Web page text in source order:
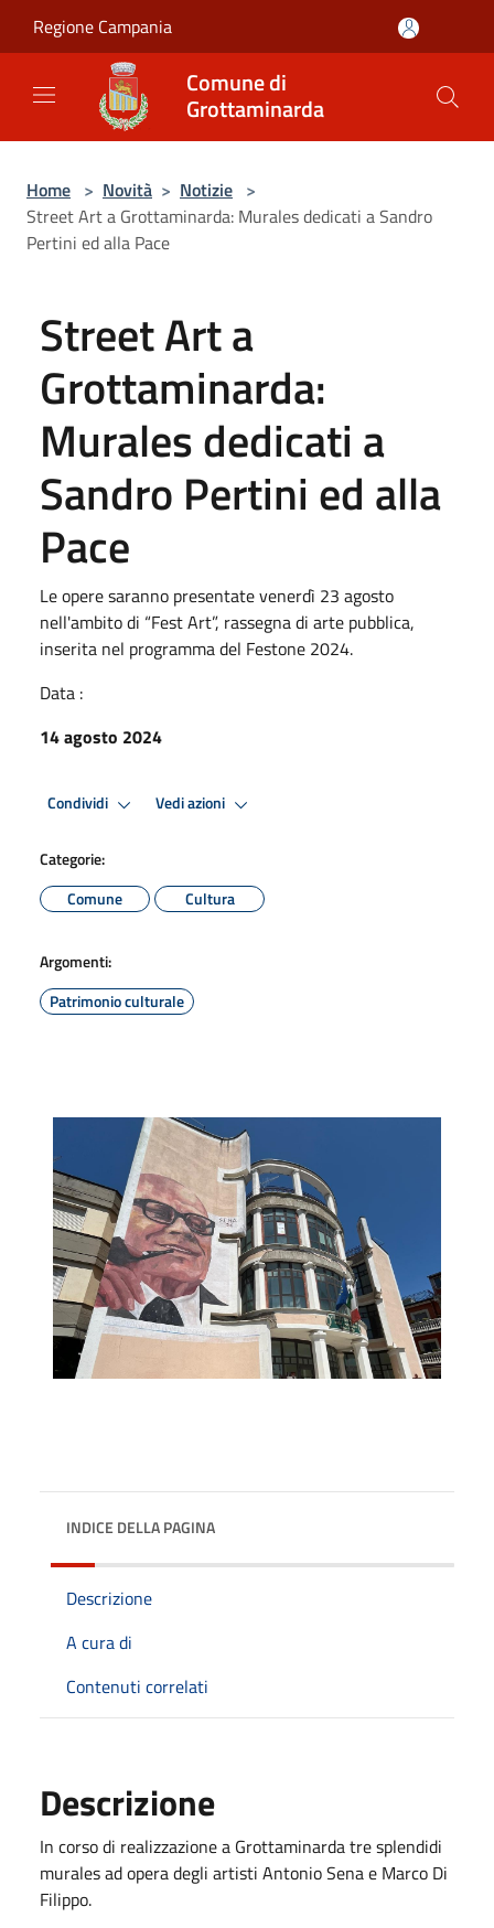
Regione Campania
Comune di
Grottaminarda
Home > Novità > Notizie >
Street Art a Grottaminarda: Murales dedicati a Sandro
Pertini ed alla Pace
Street Art a
Grottaminarda:
Murales dedicati a
Sandro Pertini ed alla
Pace
Le opere saranno presentate venerdì 23 agosto
nell'ambito di “Fest Art”, rassegna di arte pubblica,
inserita nel programma del Festone 2024.
Data :
14 agosto 2024
Condividi Vedi azioni
Categorie:
Comune
Cultura
Argomenti:
Patrimonio culturale
INDICE DELLA PAGINA
Descrizione
A cura di
Contenuti correlati
Descrizione
In corso di realizzazione a Grottaminarda tre splendidi
murales ad opera degli artisti Antonio Sena e Marco Di
Filippo.